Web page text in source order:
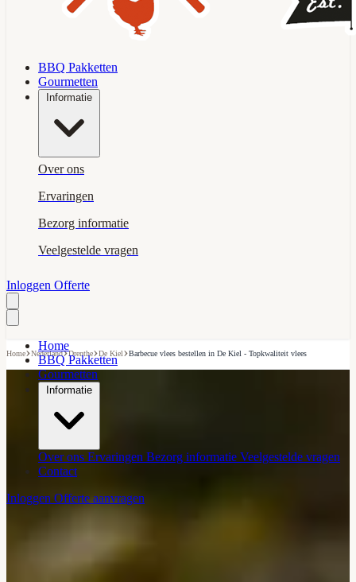
BBQ Pakketten
Gourmetten
Informatie
Over ons
Ervaringen
Bezorg informatie
Veelgestelde vragen
Inloggen Offerte
Home
BBQ Pakketten
Gourmetten
Informatie
Over ons Ervaringen Bezorg informatie Veelgestelde vragen
Contact
Inloggen Offerte aanvragen
Home›Nederland›Drenthe›De Kiel›Barbecue vlees bestellen in De Kiel - Topkwaliteit vlees